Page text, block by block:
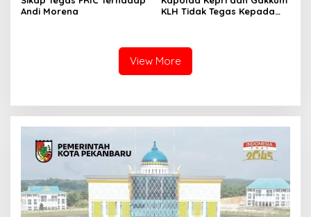
Andi Morena
KLH Tidak Tegas Kepada
View More